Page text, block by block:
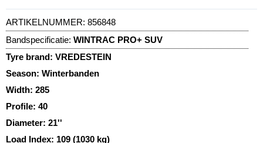
ARTIKELNUMMER: 856848
Bandspecificatie: WINTRAC PRO+ SUV
Tyre brand: VREDESTEIN
Season: Winterbanden
Width: 285
Profile: 40
Diameter: 21''
Load Index: 109 (1030 kg)